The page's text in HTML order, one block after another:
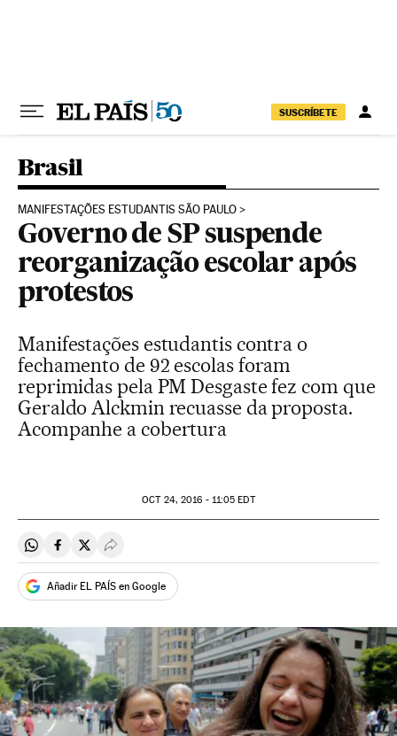
SUSCRÍBETE
Brasil
MANIFESTAÇÕES ESTUDANTIS SÃO PAULO
Governo de SP suspende
reorganização escolar após
protestos
Manifestações estudantis contra o
fechamento de 92 escolas foram
reprimidas pela PM Desgaste fez com que
Geraldo Alckmin recuasse da proposta.
Acompanhe a cobertura
OCT24, 2016 - 11:05 EDT
Compartir en Whatsapp
Compartir en Facebook
Compartir en Twitter
Desplegar Redes Sociales
Añadir EL PAÍS en Google